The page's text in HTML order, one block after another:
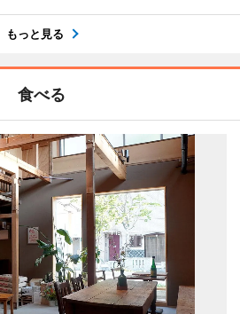
もっと見る
食べる